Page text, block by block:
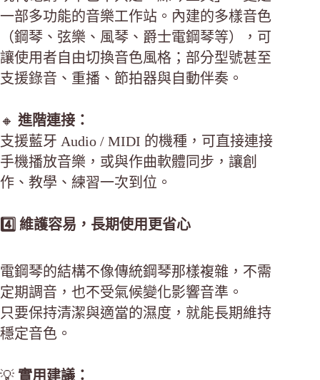
一部多功能的音樂工作站。內建的多樣音色
（鋼琴、弦樂、風琴、爵士電鋼琴等），可
讓使用者自由切換音色風格；部分型號甚至
支援錄音、重播、節拍器與自動伴奏。
🔸 進階連接：
支援藍牙 Audio / MIDI 的機種，可直接連接
手機播放音樂，或與作曲軟體同步，讓創
作、教學、練習一次到位。
4️⃣ 維護容易，長期使用更省心
電鋼琴的結構不像傳統鋼琴那樣複雜，不需
定期調音，也不受氣候變化影響音準。
只要保持清潔與適當的濕度，就能長期維持
穩定音色。
💡 實用建議：